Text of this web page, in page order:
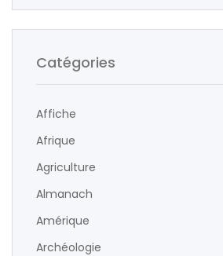
Catégories
Affiche
Afrique
Agriculture
Almanach
Amérique
Archéologie